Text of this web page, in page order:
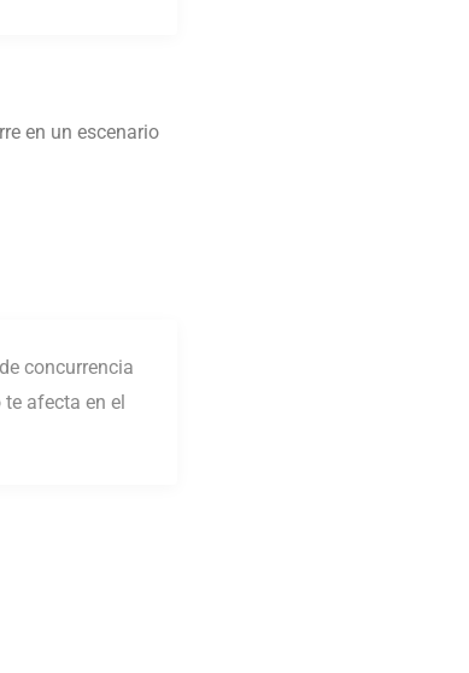
en un escenario
de concurrencia
afecta en el